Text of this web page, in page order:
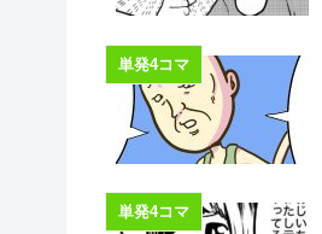
単発4コマ
単発4コマ